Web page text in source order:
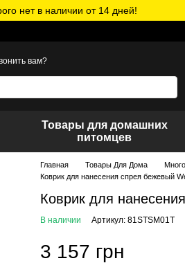
нет в наличии от 14 дней!
вам?
Товары для домашних
питомцев
Главная Товары Для Дома
Коврик для нанесения спрея бежевый
Коврик для
В наличии Артикул: 81STSM01T
3 157 грн